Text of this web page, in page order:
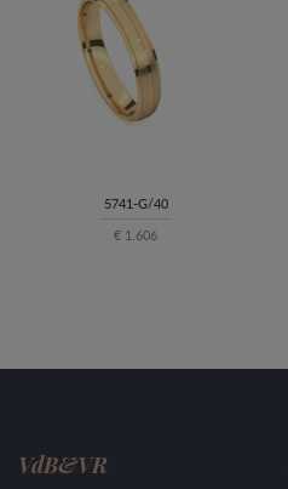
5741-G/40
€ 1.606
VdB&VR